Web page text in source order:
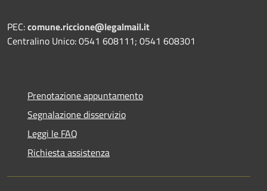
PEC:comune.riccione@legalmail.it
Centralino Unico: 0541 608111; 0541 608301
Prenotazione appuntamento
Segnalazione disservizio
Leggi le FAQ
Richiesta assistenza